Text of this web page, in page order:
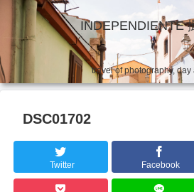
INDEPENDIENTE
travel of photography, day
DSC01702
Twitter Facebook